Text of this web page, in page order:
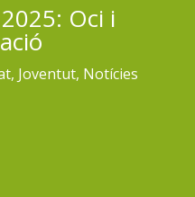
2025: Oci i
, Joventut, Notícies